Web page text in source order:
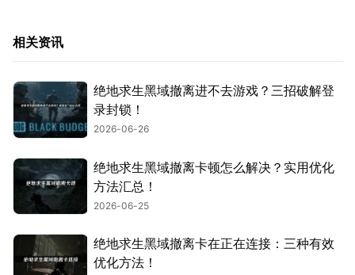
相关资讯
绝地求生黑域撤离进不去游戏？三招破解登
录封锁！
2026-06-26
绝地求生黑域撤离卡顿怎么解决？实用优化
方法汇总！
2026-06-25
绝地求生黑域撤离卡在正在连接：三种有效
优化方法！